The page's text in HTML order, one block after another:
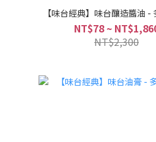
【味台經典】味台釀造醬油 -
NT$78 ~
NT$2,300